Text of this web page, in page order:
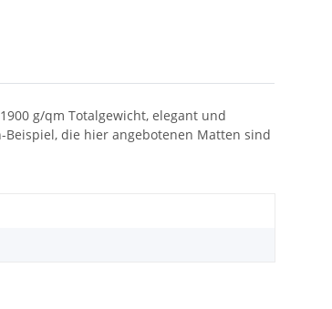
g/qm Totalgewicht, elegant und
die hier angebotenen Matten sind